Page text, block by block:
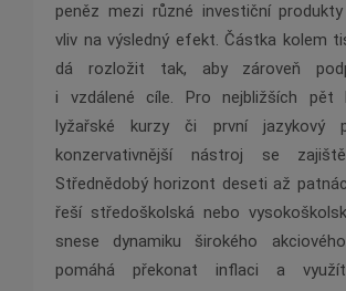
peněz mezi různé investiční
vliv na výsledný efekt. Částka kolem
dá rozložit tak, aby zároveň
i vzdálené cíle. Pro nejbližších pět
lyžařské kurzy či první jazykový
konzervativnější nástroj se
Střednědobý horizont deseti až
řeší středoškolská nebo
snese dynamiku širokého
pomáhá překonat inflaci a